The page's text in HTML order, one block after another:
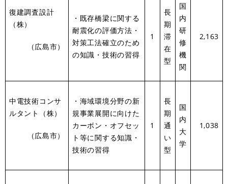
復建調査設計
（株）
（広島市）
・既存橋梁に関する
耐震化の評価方法・
対策工法確立のため
の知識・技術の習得
1
長
期
滞
在
型
国
内
研
修
機
関
2,163
中電技術コンサ
ルタント（株）
（広島市）
・海域環境分野の新
規事業展開に向けた
カーボン・オフセッ
ト等に関する知識・
技術の習得
1
長
期
通
い
型
国
内
大
学
1,038